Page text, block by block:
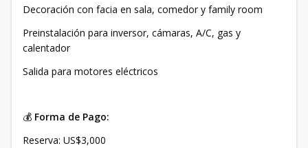
Decoración con facia en sala, comedor y family room
Preinstalación para inversor, cámaras, A/C, gas y
calentador
Salida para motores eléctricos
💰 Forma de Pago:
Reserva: US$3,000